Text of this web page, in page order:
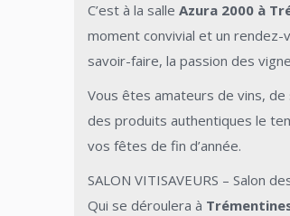
C’est à la salle Azura 2000 à
moment convivial et un
savoir-faire, la passion des
Vous êtes amateurs de vins,
des produits authentiques le
vos fêtes de fin d’année.
SALON VITISAVEURS – Salon
Qui se déroulera à